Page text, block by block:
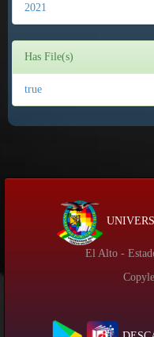
2021
Has File(s)
true
El Alto -